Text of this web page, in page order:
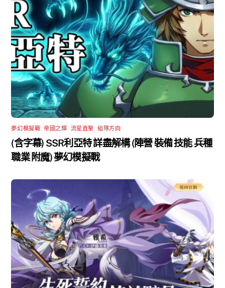
夢幻模擬戰 ,帝國之輝 流星直擊 ,組隊方向
(含字幕) SSR利亞特 詳盡解構 (陣營 裝備 技能 兵種
職業 附魔) 夢幻模擬戰